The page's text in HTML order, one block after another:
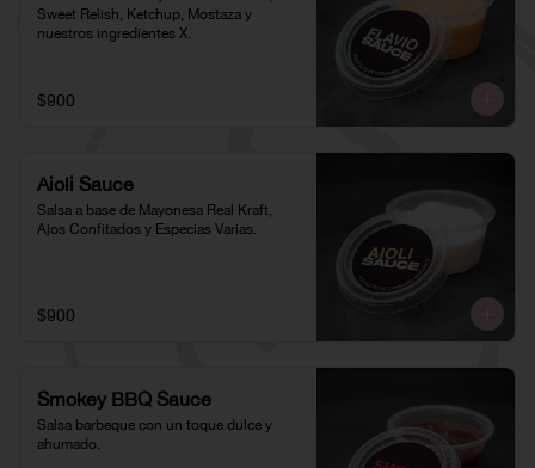
Sweet Relish, Ketchup, Mostaza y
nuestros ingredientes X.
$900
Aioli Sauce
Salsa a base de Mayonesa Real Kraft,
Ajos Confitados y Especias Varias.
$900
Smokey BBQ Sauce
Salsa barbeque con un toque dulce y
ahumado.